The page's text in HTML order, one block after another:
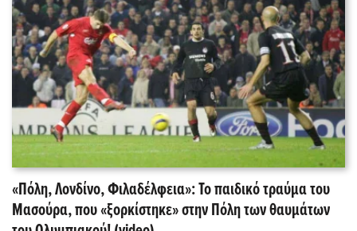
«Πόλη, Λονδίνο, Φιλαδέλφεια»: Το παιδικό τραύμα του
Μασούρα, που «ξορκίστηκε» στην Πόλη των θαυμάτων